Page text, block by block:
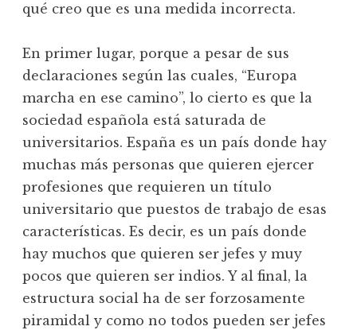
qué creo que es una medida incorrecta.
En primer lugar, porque a pesar de sus
declaraciones según las cuales, “Europa
marcha en ese camino”, lo cierto es que la
sociedad española está saturada de
universitarios. España es un país donde hay
muchas más personas que quieren ejercer
profesiones que requieren un título
universitario que puestos de trabajo de esas
características. Es decir, es un país donde
hay muchos que quieren ser jefes y muy
pocos que quieren ser indios. Y al final, la
estructura social ha de ser forzosamente
piramidal y como no todos pueden ser jefes